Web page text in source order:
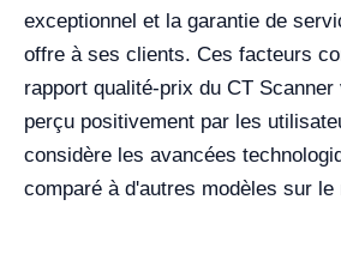
exceptionnel et la garantie de
offre à ses clients. Ces facteurs
rapport qualité-prix du CT
perçu positivement par les
considère les avancées
comparé à d'autres modèles sur le